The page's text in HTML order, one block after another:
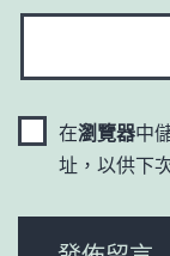
在瀏覽器中
址，以供下